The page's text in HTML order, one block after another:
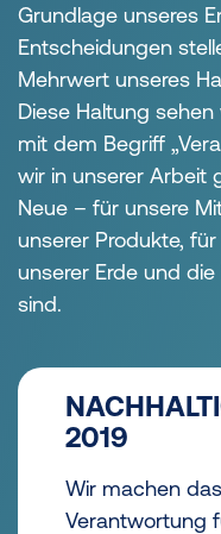
Grundlage unseres
Entscheidungen
Mehrwert unseres
Diese Haltung
mit dem Begriff
wir in unserer Arbeit
Neue – für unsere
unserer Produkte,
unserer Erde und
sind.
2019
Wir machen
Verantwortung